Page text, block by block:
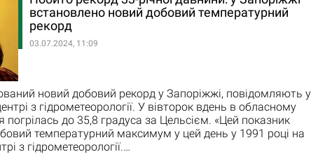
встановлено новий добовий температурний
рекорд
03.07.2024, 11:09
новий добовий рекорд у Запоріжжі, повідомляють у
з гідрометеорології. У вівторок вдень в обласному
погрілась до 35,8 градуса за Цельсієм. «Цей показник
температурний максимум у цей день у 1991 році на
з гідрометеорології.…